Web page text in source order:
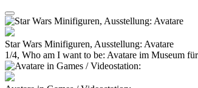
Star Wars Minifiguren, Ausstellung: Avatare
1/4, Who am I want to be: Avatare im Museum